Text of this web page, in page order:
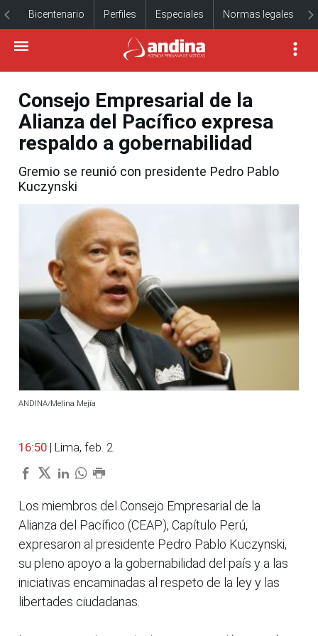
Bicentenario Perfiles Especiales Normas legales
Consejo Empresarial de la
Alianza del Pacífico expresa
respaldo a gobernabilidad
Gremio se reunió con presidente Pedro Pablo
Kuczynski
ANDINA/Melina Mejía
16:50 | Lima, feb. 2.
Los miembros del Consejo Empresarial de la
Alianza del Pacífico (CEAP), Capítulo Perú,
expresaron al presidente Pedro Pablo Kuczynski,
su pleno apoyo a la gobernabilidad del país y a las
iniciativas encaminadas al respeto de la ley y las
libertades ciudadanas.